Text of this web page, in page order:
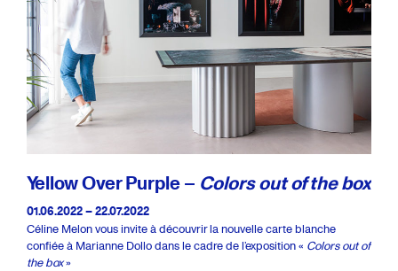
Yellow Over Purple – Colors out of the box
01.06.2022 – 22.07.2022
Céline Melon vous invite à découvrir la nouvelle carte blanche
confiée à Marianne Dollo dans le cadre de l’exposition « Colors out of
the box»